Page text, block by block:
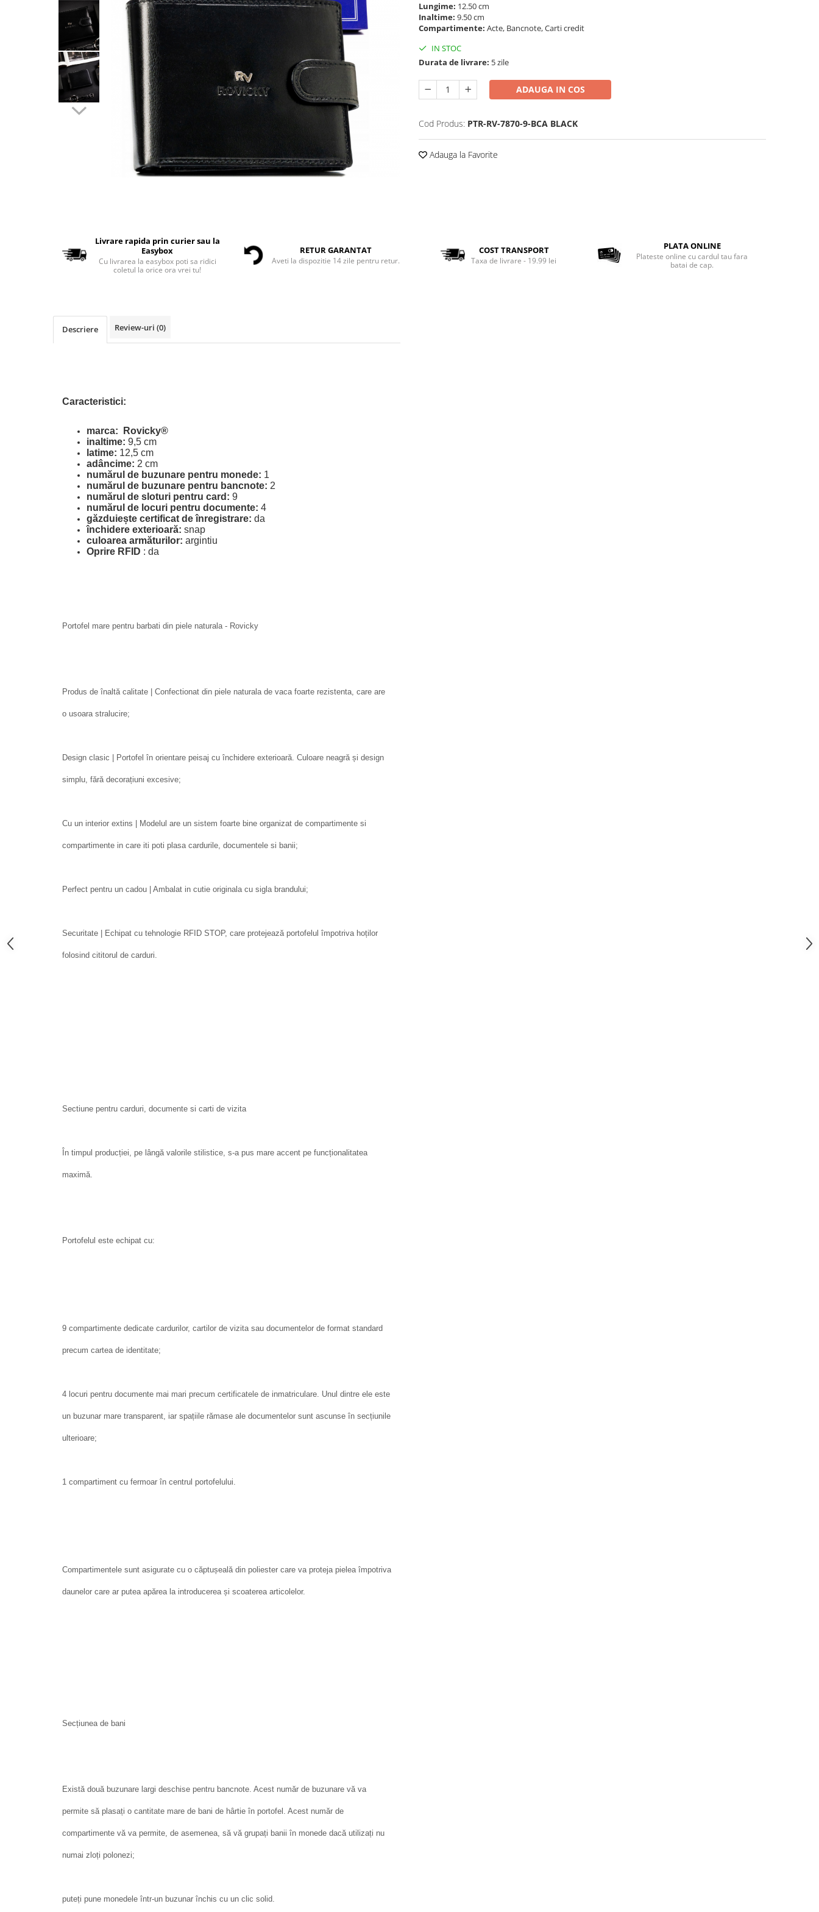
Lungime: 12.50 cm
Inaltime: 9.50 cm
Compartimente: Acte, Bancnote, Carti credit
IN STOC
Durata de livrare: 5 zile
ADAUGA IN COS
Cod Produs: PTR-RV-7870-9-BCA BLACK
Adauga la Favorite
Livrare rapida prin curier sau la
Easybox
Cu livrarea la easybox poti sa ridici
coletul la orice ora vrei tu!
RETUR GARANTAT
Aveti la dispozitie 14 zile pentru retur.
COST TRANSPORT
Taxa de livrare - 19.99 lei
PLATA ONLINE
Plateste online cu cardul tau fara
batai de cap.
Descriere Review-uri (0)
Caracteristici:
marca:
Rovicky®
inaltime: 9,5 cm
latime: 12,5 cm
adâncime: 2 cm
numărul de buzunare pentru monede: 1
numărul de buzunare pentru bancnote: 2
numărul de sloturi pentru card: 9
numărul de locuri pentru documente: 4
găzduiește certificat de înregistrare: da
închidere exterioară: snap
culoarea armăturilor: argintiu
Oprire RFID : da
Portofel mare pentru barbati din piele naturala - Rovicky
Produs de înaltă calitate | Confectionat din piele naturala de vaca foarte rezistenta, care are
o usoara stralucire;
Design clasic | Portofel în orientare peisaj cu închidere exterioară. Culoare neagră și design
simplu, fără decorațiuni excesive;
Cu un interior extins | Modelul are un sistem foarte bine organizat de compartimente si
compartimente in care iti poti plasa cardurile, documentele si banii;
Perfect pentru un cadou | Ambalat in cutie originala cu sigla brandului;
Securitate | Echipat cu tehnologie RFID STOP, care protejează portofelul împotriva hoților
folosind cititorul de carduri.
Sectiune pentru carduri, documente si carti de vizita
În timpul producției, pe lângă valorile stilistice, s-a pus mare accent pe funcționalitatea
maximă.
Portofelul este echipat cu:
9 compartimente dedicate cardurilor, cartilor de vizita sau documentelor de format standard
precum cartea de identitate;
4 locuri pentru documente mai mari precum certificatele de inmatriculare. Unul dintre ele este
un buzunar mare transparent, iar spațiile rămase ale documentelor sunt ascunse în secțiunile
ulterioare;
1 compartiment cu fermoar în centrul portofelului.
Compartimentele sunt asigurate cu o căptușeală din poliester care va proteja pielea împotriva
daunelor care ar putea apărea la introducerea și scoaterea articolelor.
Secțiunea de bani
Există două buzunare largi deschise pentru bancnote. Acest număr de buzunare vă va
permite să plasați o cantitate mare de bani de hârtie în portofel. Acest număr de
compartimente vă va permite, de asemenea, să vă grupați banii în monede dacă utilizați nu
numai zloți polonezi;
puteți pune monedele într-un buzunar închis cu un clic solid.